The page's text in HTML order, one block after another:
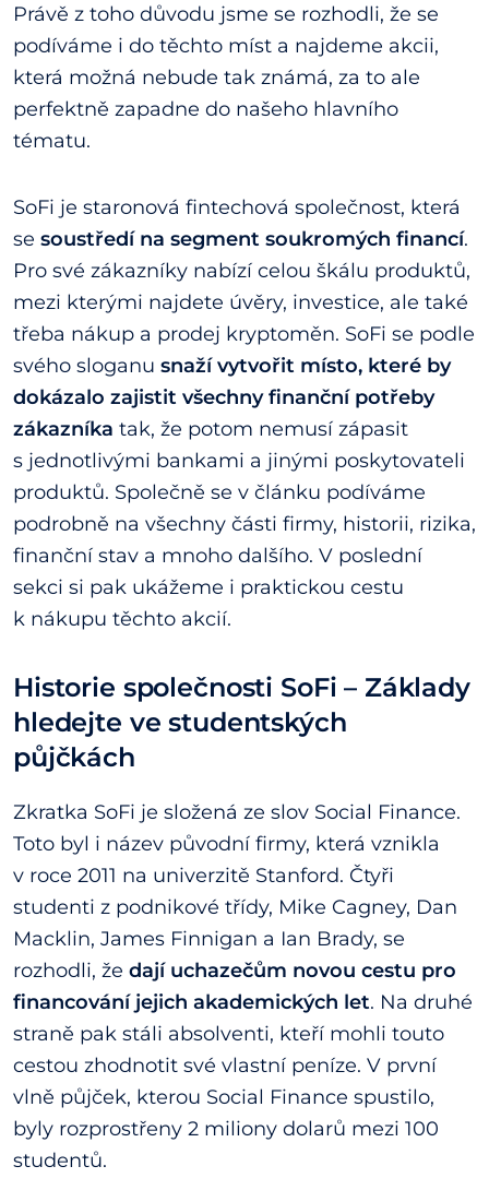
Právě z toho důvodu jsme se rozhodli, že se
podíváme i do těchto míst a najdeme akcii,
která možná nebude tak známá, za to ale
perfektně zapadne do našeho hlavního
tématu.
SoFi je staronová fintechová společnost, která
se soustředí na segment soukromých financí.
Pro své zákazníky nabízí celou škálu produktů,
mezi kterými najdete úvěry, investice, ale také
třeba nákup a prodej kryptoměn. SoFi se podle
svého sloganu snaží vytvořit místo, které by
dokázalo zajistit všechny finanční potřeby
zákazníka tak, že potom nemusí zápasit
s jednotlivými bankami a jinými poskytovateli
produktů. Společně se v článku podíváme
podrobně na všechny části firmy, historii, rizika,
finanční stav a mnoho dalšího. V poslední
sekci si pak ukážeme i praktickou cestu
k nákupu těchto akcií.
Historie společnosti SoFi – Základy
hledejte ve studentských
půjčkách
Zkratka SoFi je složená ze slov Social Finance.
Toto byl i název původní firmy, která vznikla
v roce 2011 na univerzitě Stanford. Čtyři
studenti z podnikové třídy, Mike Cagney, Dan
Macklin, James Finnigan a Ian Brady, se
rozhodli, že dají uchazečům novou cestu pro
financování jejich akademických let. Na druhé
straně pak stáli absolventi, kteří mohli touto
cestou zhodnotit své vlastní peníze. V první
vlně půjček, kterou Social Finance spustilo,
byly rozprostřeny 2 miliony dolarů mezi 100
studentů.